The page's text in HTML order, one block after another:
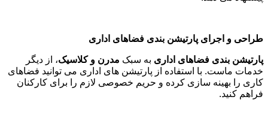
طراحی و اجرای پارتیشن بندی فضاهای اداری
پارتیشن بندی فضاهای اداری به سبک مدرن و کلاسیک، از دیگر
خدمات ماست. با استفاده از پارتیشن های اداری می توانید فضاهای
کاری را بهینه سازی کرده و حریم خصوصی لازم را برای کارکنان
فراهم کنید.